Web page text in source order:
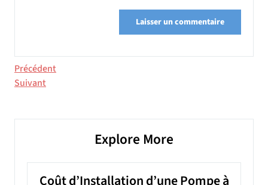
Navigation
de
Article
précédent
Précédent
Article
Suivant
Explore More
Coût d’Installation d’une Pompe à